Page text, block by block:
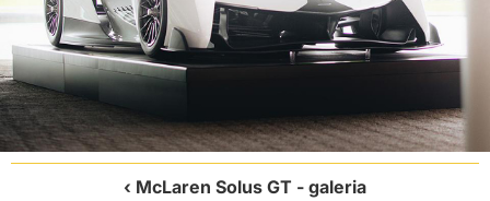
McLaren Solus GT - galeria